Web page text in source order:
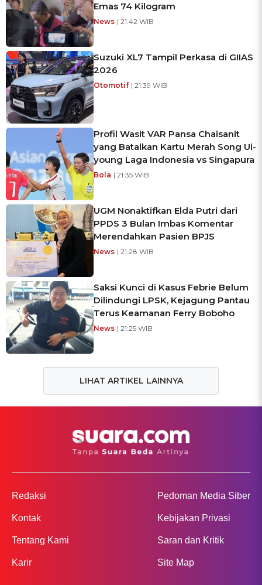
Emas 74 Kilogram
News | 21:42 WIB
Suzuki XL7 Tampil Perkasa di GIIAS
2026
Otomotif | 21:39 WIB
Profil Wasit VAR Pansa Chaisanit
yang Batalkan Kartu Merah Song Ui-
young Laga Indonesia vs Singapura
Bola | 21:35 WIB
UGM Nonaktifkan Elda Putri dari
PPDS 3 Bulan Imbas Komentar
Merendahkan Pasien BPJS
News | 21:28 WIB
Saksi Kunci di Kasus Febrie Belum
Dilindungi LPSK, Kejagung Pantau
Terus Keamanan Ferry Boboho
News | 21:25 WIB
LIHAT ARTIKEL LAINNYA
Redaksi
Kontak
Tentang Kami
Karir
Pedoman Media Siber
Kebijakan Privasi
Saran dan Kritik
Site Map